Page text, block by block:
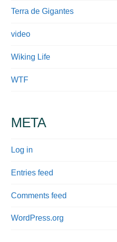
Terra de Gigantes
video
Wiking Life
WTF
META
Log in
Entries feed
Comments feed
WordPress.org